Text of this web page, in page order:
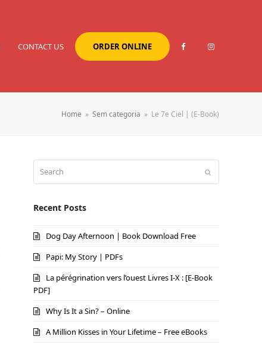
CONTACT US ORDER ONLINE
Home » Sem categoria » Le 7e Ciel | (E-Book)
Recent Posts
Dog Day Afternoon | Book Download Free
Papi: My Story | PDFs
La pérégrination vers l’ouest Livres I-X : [E-Book
PDF]
Why Is It a Sin? – Online
A Million Kisses in Your Lifetime – Free eBooks